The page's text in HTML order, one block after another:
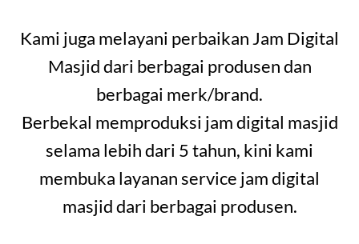
Kami juga melayani perbaikan Jam Digital
Masjid dari berbagai produsen dan
berbagai merk/brand.
Berbekal memproduksi jam digital masjid
selama lebih dari 5 tahun, kini kami
membuka layanan service jam digital
masjid dari berbagai produsen.